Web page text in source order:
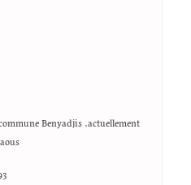
Benyadjis .actuellement